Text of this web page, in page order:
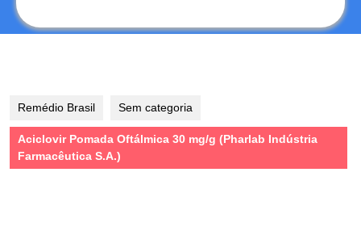
Remédio Brasil Sem categoria
Aciclovir Pomada Oftálmica 30 mg/g (Pharlab Indústria
Farmacêutica S.A.)